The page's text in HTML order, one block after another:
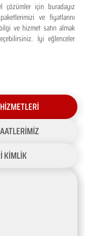
çözümler için buradayız
ve fiyatlarını
ve hizmet satın almak
İyi eğlenceler
KİMLİK